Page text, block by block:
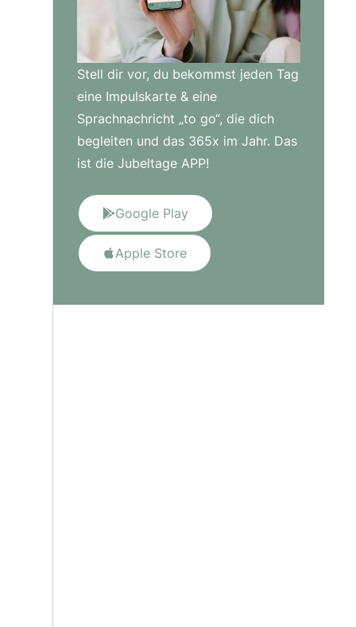
Stell dir vor, du bekommst jeden Tag
eine Impulskarte & eine
Sprachnachricht „to go“, die dich
begleiten und das 365x im Jahr. Das
ist die Jubeltage APP!
Google Play
Apple Store